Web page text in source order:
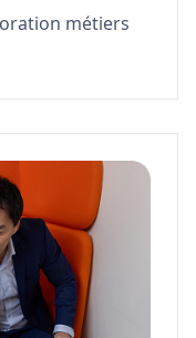
métiers